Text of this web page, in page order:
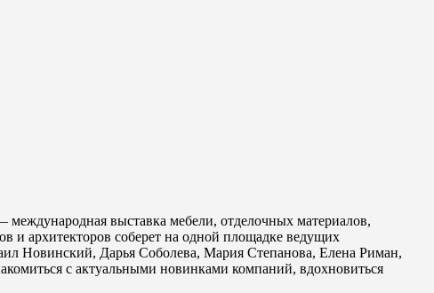
международная выставка мебели, отделочных материалов,
и архитекторов соберет на одной площадке ведущих
Новинский, Дарья Соболева, Мария Степанова, Елена Риман,
с актуальными новинками компаний, вдохновиться